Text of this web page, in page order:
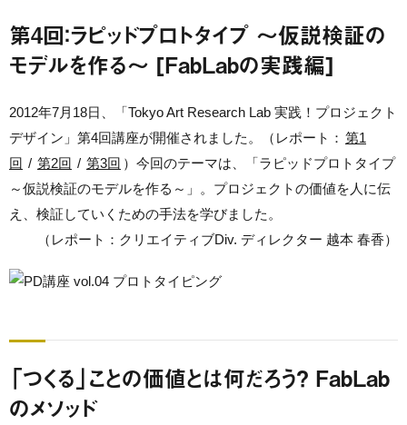
第4回：ラピッドプロトタイプ ～仮説検証の
モデルを作る～ [FabLabの実践編]
2012年7月18日、「Tokyo Art Research Lab 実践！プロジェクト
デザイン」第4回講座が開催されました。（レポート： 第1
回 / 第2回 / 第3回 ）今回のテーマは、「ラピッドプロトタイプ
～仮説検証のモデルを作る～」。プロジェクトの価値を人に伝
え、検証していくための手法を学びました。
（レポート：クリエイティブDiv. ディレクター 越本 春香）
「つくる」ことの価値とは何だろう？ FabLab
のメソッド